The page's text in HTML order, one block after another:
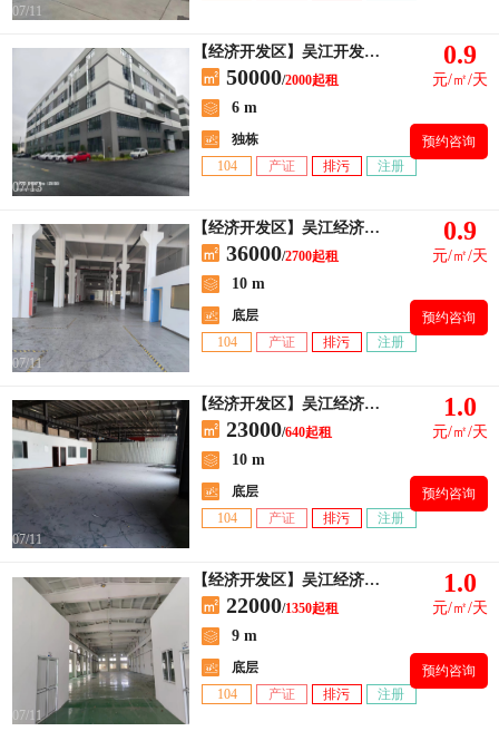
07/11
07/13
【经济开发区】吴江开发区独栋1万平厂房出租
50000/2000起租
6 m
独栋
104
产证 排污 注册
0.9
元/㎡/天
预约咨询
07/11
【经济开发区】吴江经济开发区
36000/2700起租
10 m
底层
104
产证 排污 注册
0.9
元/㎡/天
预约咨询
07/11
【经济开发区】吴江经济开发区
23000/640起租
10 m
底层
104
产证 排污 注册
1.0
元/㎡/天
预约咨询
07/11
【经济开发区】吴江经济开发区
22000/1350起租
9 m
底层
104
产证 排污 注册
1.0
元/㎡/天
预约咨询